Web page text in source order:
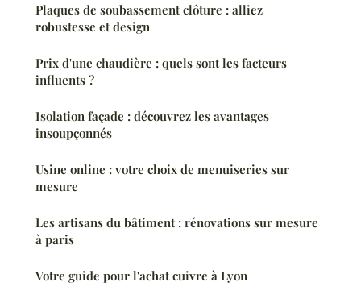
Plaques de soubassement clôture : alliez
robustesse et design
Prix d'une chaudière : quels sont les facteurs
influents ?
Isolation façade : découvrez les avantages
insoupçonnés
Usine online : votre choix de menuiseries sur
mesure
Les artisans du bâtiment : rénovations sur mesure
à paris
Votre guide pour l'achat cuivre à Lyon